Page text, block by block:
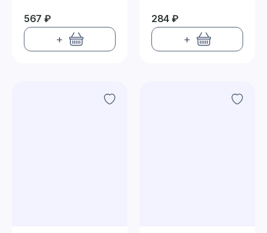
567 ₽
+
284 ₽
+